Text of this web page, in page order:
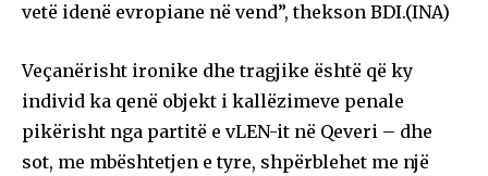
vetë idenë evropiane në vend”, thekson BDI.(INA)
Veçanërisht ironike dhe tragjike është që ky
individ ka qenë objekt i kallëzimeve penale
pikërisht nga partitë e vLEN-it në Qeveri – dhe
sot, me mbështetjen e tyre, shpërblehet me një